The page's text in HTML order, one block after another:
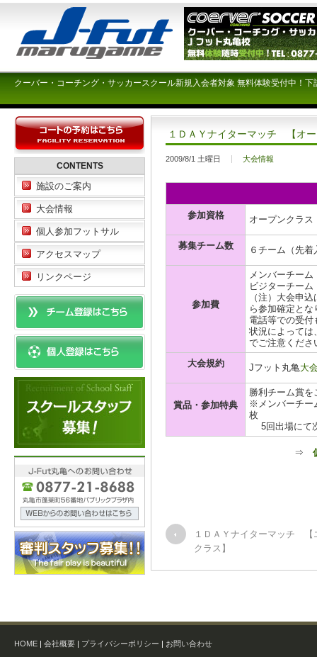
クーバー・コーチング・サッカースクール新規入会者対象 無料体験受付中！
１ＤＡＹナイターマッチ 【オ
2009/8/1 土曜日 大会情報
参加資格 オープンクラス
募集チーム数 ６チーム（先
参加費
メンバーチー
ビジターチー
（注）大会申
ら参加確定とな
電話等での受
状況によっては
でご注意くださ
大会規約
Jフット丸亀 大
賞品・参加特典
勝利チーム賞
※メンバーチー
枚
5回出場にて
⇒
１ＤＡＹナイターマッチ 【
クラス】
CONTENTS
施設のご案内
大会情報
個人参加フットサル
アクセスマップ
リンクページ
HOME | 会社概要 | プライバシーポリシー | お問い合わせ